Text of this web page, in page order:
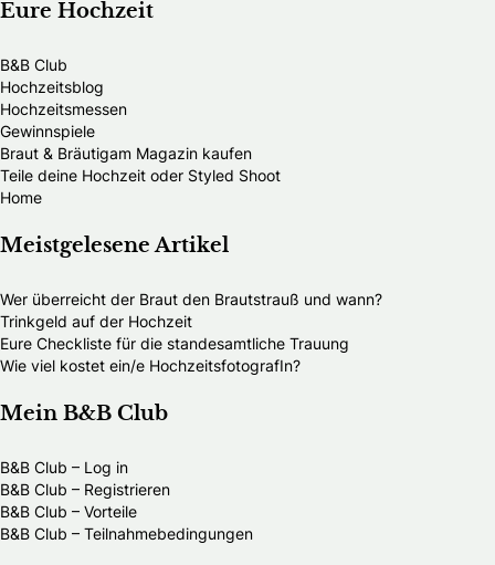
Eure Hochzeit
B&B Club
Hochzeitsblog
Hochzeitsmessen
Gewinnspiele
Braut & Bräutigam Magazin kaufen
Teile deine Hochzeit oder Styled Shoot
Home
Meistgelesene Artikel
Wer überreicht der Braut den Brautstrauß und wann?
Trinkgeld auf der Hochzeit
Eure Checkliste für die standesamtliche Trauung
Wie viel kostet ein/e HochzeitsfotografIn?
Mein B&B Club
B&B Club – Log in
B&B Club – Registrieren
B&B Club – Vorteile
B&B Club – Teilnahmebedingungen